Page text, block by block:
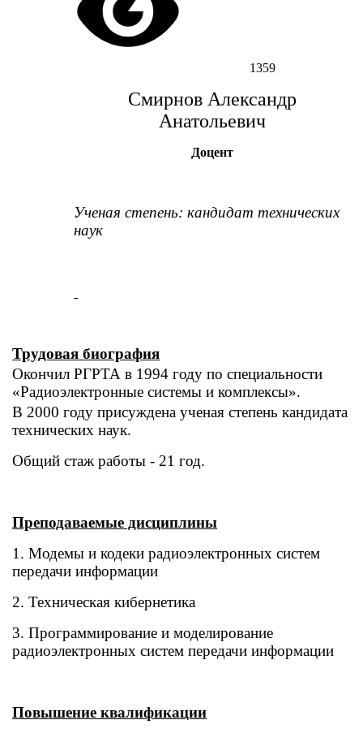
1359
Смирнов Александр
Анатольевич
Доцент
Ученая степень: кандидат технических
наук
Трудовая биография
Окончил РГРТА в 1994 году по специальности
«Радиоэлектронные системы и комплексы».
В 2000 году присуждена ученая степень кандидата
технических наук.
Общий стаж работы - 21 год.
Преподаваемые дисциплины
1. Модемы и кодеки радиоэлектронных систем
передачи информации
2. Техническая кибернетика
3. Программирование и моделирование
радиоэлектронных систем передачи информации
Повышение квалификации